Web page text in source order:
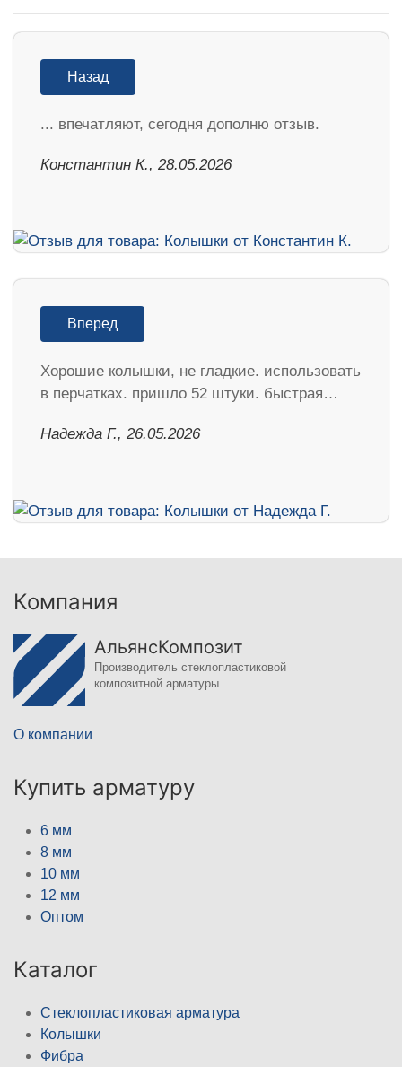
Назад
... впечатляют, сегодня дополню отзыв.
Константин К., 28.05.2026
Вперед
Хорошие колышки, не гладкие. использовать
в перчатках. пришло 52 штуки. быстрая…
Надежда Г., 26.05.2026
Компания
АльянсКомпозит
Производитель стеклопластиковой
композитной арматуры
О компании
Купить арматуру
6 мм
8 мм
10 мм
12 мм
Оптом
Каталог
Стеклопластиковая арматура
Колышки
Фибра